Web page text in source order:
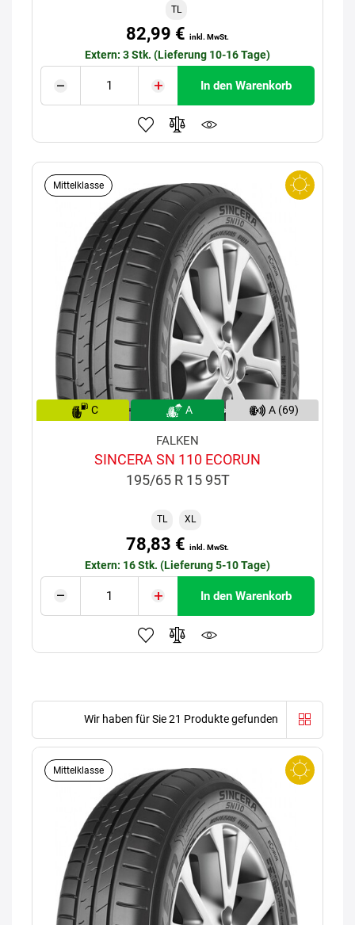
TL
82,99 € inkl. MwSt.
Extern: 3 Stk. (Lieferung 10-16 Tage)
In den Warenkorb
Mittelklasse
C A A (69)
FALKEN
SINCERA SN 110 ECORUN
195/65 R 15 95T
TL XL
78,83 € inkl. MwSt.
Extern: 16 Stk. (Lieferung 5-10 Tage)
In den Warenkorb
Wir haben für Sie 21 Produkte gefunden
Mittelklasse